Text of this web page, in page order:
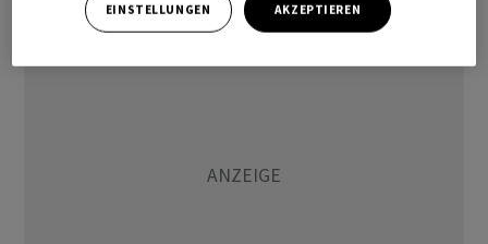
EINSTELLUNGEN AKZEPTIEREN